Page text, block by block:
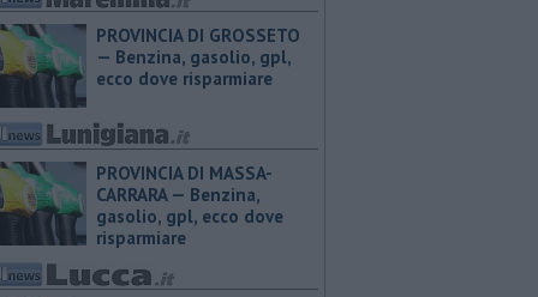
PROVINCIA DI GROSSETO
— ​Benzina, gasolio, gpl,
ecco dove risparmiare
PROVINCIA DI MASSA-
CARRARA — ​Benzina,
gasolio, gpl, ecco dove
risparmiare